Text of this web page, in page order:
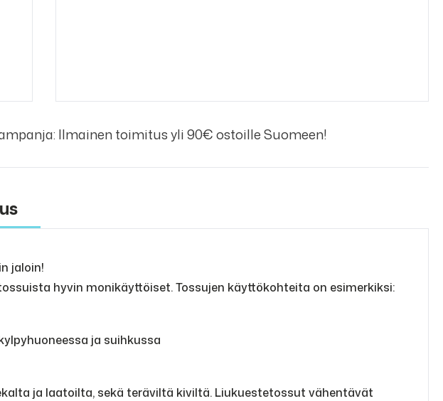
Ilmainen toimitus yli 90€ ostoille Suomeen!
jaloin!
hyvin monikäyttöiset. Tossujen käyttökohteita on esimerkiksi:
ja suihkussa
ja laatoilta, sekä teräviltä kiviltä. Liukuestetossut vähentävät